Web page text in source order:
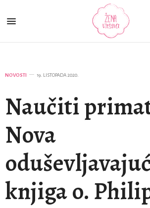
NOVOSTI 19. LISTOPADA 2020.
Naučiti
Nova
knjiga o.